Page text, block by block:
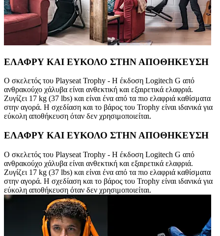
ΕΛΑΦΡΥ ΚΑΙ ΕΥΚΟΛΟ ΣΤΗΝ ΑΠΟΘΗΚΕΥΣΗ
Ο σκελετός του Playseat Trophy - Η έκδοση Logitech G από
ανθρακούχο χάλυβα είναι ανθεκτική και εξαιρετικά ελαφριά.
Ζυγίζει 17 kg (37 lbs) και είναι ένα από τα πιο ελαφριά καθίσματα
στην αγορά. Η σχεδίαση και το βάρος του Trophy είναι ιδανικά για
εύκολη αποθήκευση όταν δεν χρησιμοποιείται.
ΕΛΑΦΡΥ ΚΑΙ ΕΥΚΟΛΟ ΣΤΗΝ ΑΠΟΘΗΚΕΥΣΗ
Ο σκελετός του Playseat Trophy - Η έκδοση Logitech G από
ανθρακούχο χάλυβα είναι ανθεκτική και εξαιρετικά ελαφριά.
Ζυγίζει 17 kg (37 lbs) και είναι ένα από τα πιο ελαφριά καθίσματα
στην αγορά. Η σχεδίαση και το βάρος του Trophy είναι ιδανικά για
εύκολη αποθήκευση όταν δεν χρησιμοποιείται.